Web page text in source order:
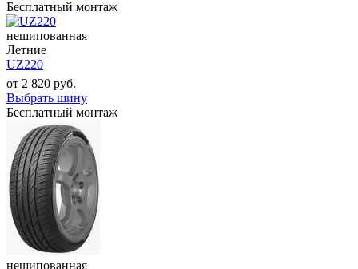
Бесплатный монтаж
нешипованная
Летние
UZ220
от 2 820 руб.
Выбрать шину
Бесплатный монтаж
нешипованная